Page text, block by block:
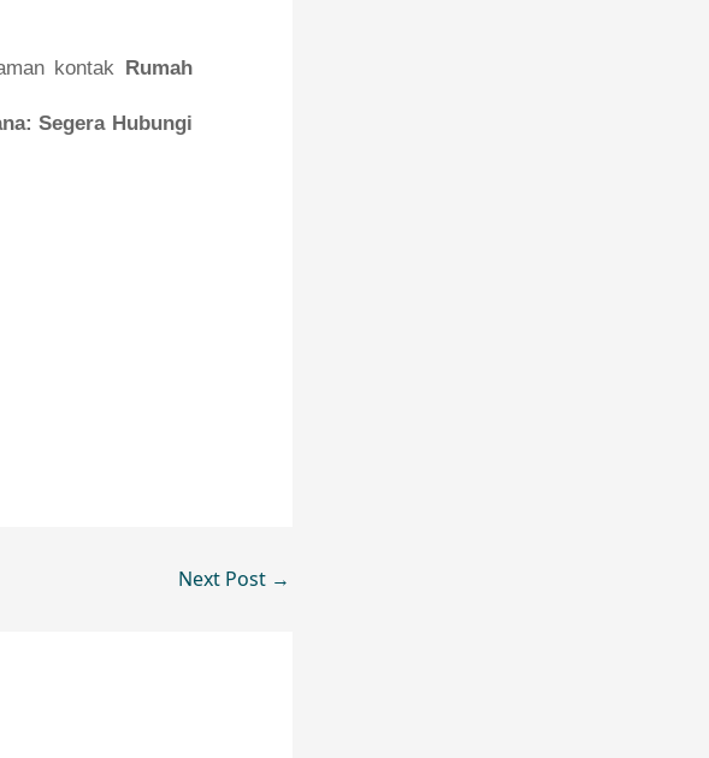
kontak Rumah
Segera Hubungi
Next Post →